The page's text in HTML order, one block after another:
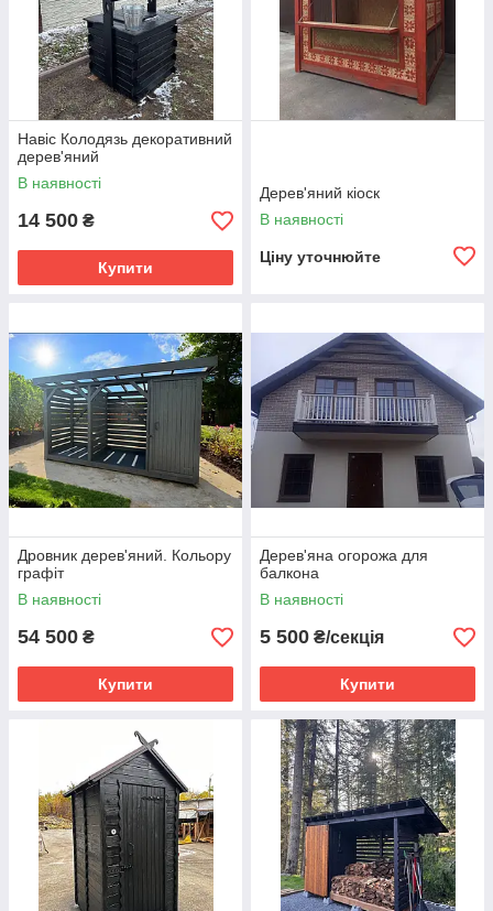
Навіс Колодязь декоративний
дерев'яний
В наявності
14 500 ₴
Купити
Дерев'яний кіоск
В наявності
Ціну уточнюйте
Дровник дерев'яний. Кольору
графіт
В наявності
54 500 ₴
Купити
Дерев'яна огорожа для
балкона
В наявності
5 500 ₴/секція
Купити